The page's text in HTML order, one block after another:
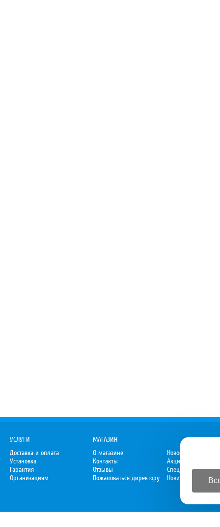
УСЛУГИ
Доставка и оплата
Установка
Гарантия
Организациям
МАГАЗИН
О магазине
Контакты
Отзывы
Пожаловаться директору
Новости
Акции
Спецпредложения
Новинки